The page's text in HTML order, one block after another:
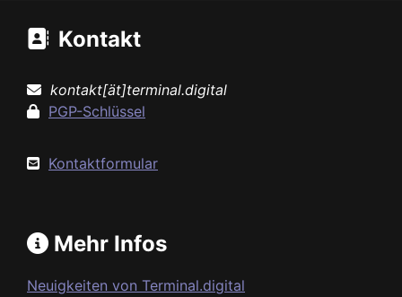
Kontakt
kontakt[ät]terminal.digital
PGP-Schlüssel
Kontaktformular
Mehr Infos
Neuigkeiten von Terminal.digital